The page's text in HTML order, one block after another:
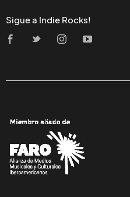
Sigue a Indie Rocks!